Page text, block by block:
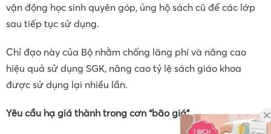
vận động học sinh quyên góp, ủng hộ sách cũ để các lớp
sau tiếp tục sử dụng.
Chỉ đạo này của Bộ nhằm chống lãng phí và nâng cao
hiệu quả sử dụng SGK, nâng cao tỷ lệ sách giáo khoa
được sử dụng lại nhiều lần.
Yêu cầu hạ giá thành trong cơn “bão giá”